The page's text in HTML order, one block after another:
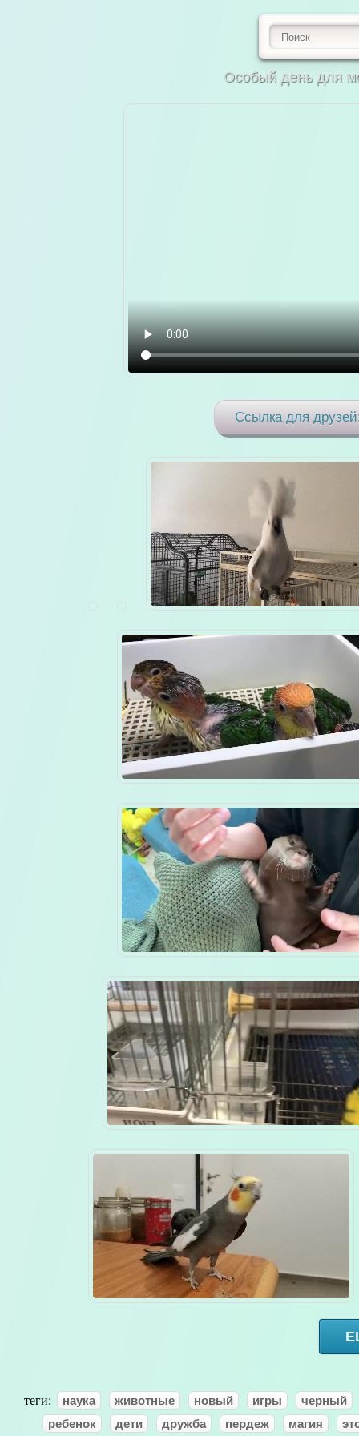
Особый день для
Ссылка для
теги: наука животные новый игры
черный
ребенок
дети дружба пердеж магия